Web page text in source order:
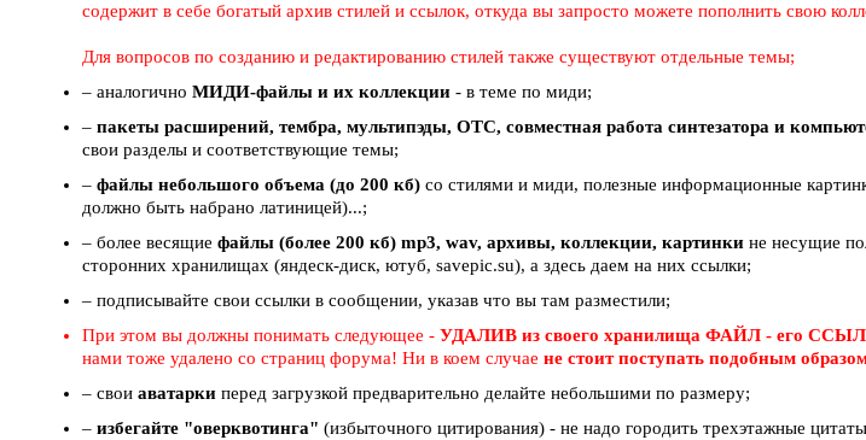
содержит в себе богатый архив стилей и ссылок, откуда вы запросто можете пополнить свою
Для вопросов по созданию и редактированию стилей также существуют отдельные темы;
– аналогично МИДИ-файлы и их коллекции - в теме по миди;
– пакеты расширений, тембра, мультипэды, ОТС, совместная работа синтезатора и
свои разделы и соответствующие темы;
– файлы небольшого объема (до 200 кб) со стилями и миди, полезные информационные
должно быть набрано латиницей)...;
– более весящие файлы (более 200 кб) mp3, wav, архивы, коллекции, картинки не несущие
сторонних хранилищах (яндеск-диск, ютуб, savepic.su), а здесь даем на них ссылки;
– подписывайте свои ссылки в сообщении, указав что вы там разместили;
При этом вы должны понимать следующее - УДАЛИВ из своего хранилища ФАЙЛ - его
нами тоже удалено со страниц форума! Ни в коем случае не стоит поступать подобным
– свои аватарки перед загрузкой предварительно делайте небольшими по размеру;
– избегайте "оверквотинга" (избыточного цитирования) - не надо городить трехэтажные